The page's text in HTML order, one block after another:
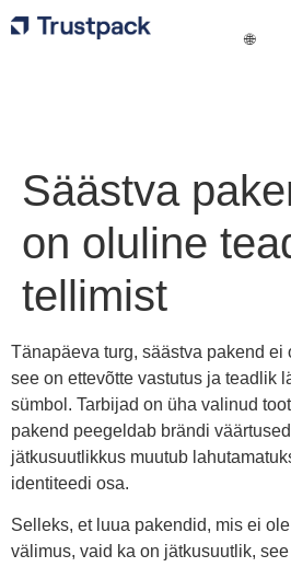
Säästva
on oluline
tellimist
Tänapäeva turg, säästva pakend ei
see on ettevõtte vastutus ja teadlik
sümbol. Tarbijad on üha valinud
pakend peegeldab brändi
jätkusuutlikkus muutub
identiteedi osa.
Selleks, et luua pakendid, mis ei
välimus, vaid ka on jätkusuutlik,